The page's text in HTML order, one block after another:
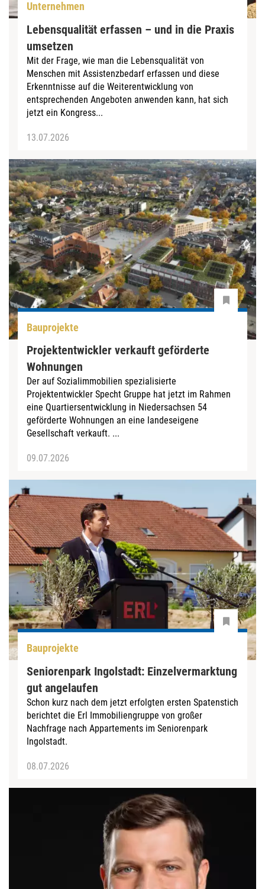
Unternehmen
Lebensqualität erfassen – und in die Praxis
umsetzen
Mit der Frage, wie man die Lebensqualität von
Menschen mit Assistenzbedarf erfassen und diese
Erkenntnisse auf die Weiterentwicklung von
entsprechenden Angeboten anwenden kann, hat sich
jetzt ein Kongress...
13.07.2026
Bauprojekte
Projektentwickler verkauft geförderte
Wohnungen
Der auf Sozialimmobilien spezialisierte
Projektentwickler Specht Gruppe hat jetzt im Rahmen
eine Quartiersentwicklung in Niedersachsen 54
geförderte Wohnungen an eine landeseigene
Gesellschaft verkauft. ...
09.07.2026
Bauprojekte
Seniorenpark Ingolstadt: Einzelvermarktung
gut angelaufen
Schon kurz nach dem jetzt erfolgten ersten Spatenstich
berichtet die Erl Immobiliengruppe von großer
Nachfrage nach Appartements im Seniorenpark
Ingolstadt.
08.07.2026